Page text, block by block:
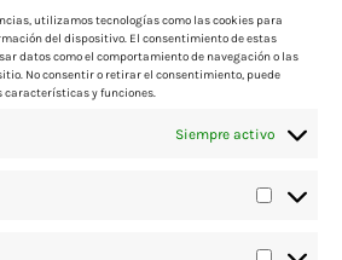
utilizamos tecnologías como las cookies para
del dispositivo. El consentimiento de estas
datos como el comportamiento de navegación o las
No consentir o retirar el consentimiento, puede
y funciones.
Siempre activo